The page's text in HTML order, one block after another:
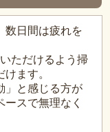
数日間は疲れを
ただけるよう掃
ます。
」と感じる方が
スで無理なく